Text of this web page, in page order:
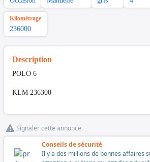
Kilométrage
236000
Description
POLO 6
KLM 236300
Signaler cette annonce
Conseils de sécurité
Il y a des millions de bonnes affaires